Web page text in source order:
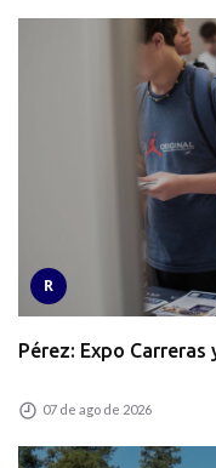
R
Pérez: Expo Carreras
07 de ago de 2026